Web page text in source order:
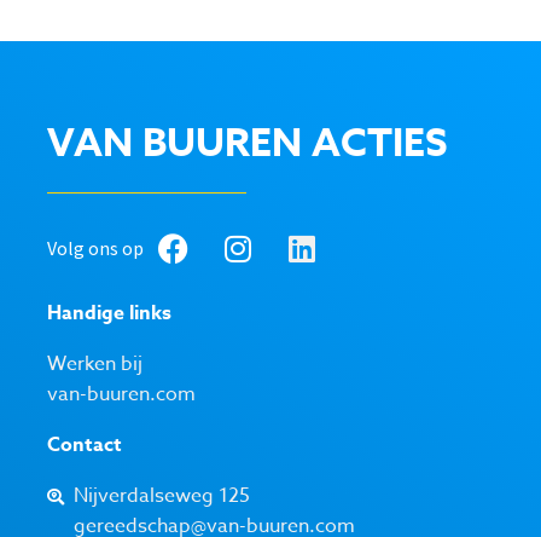
VAN BUUREN ACTIES
Volg ons op
Handige links
Werken bij
van-buuren.com
Contact
Nijverdalseweg 125
gereedschap@van-buuren.com